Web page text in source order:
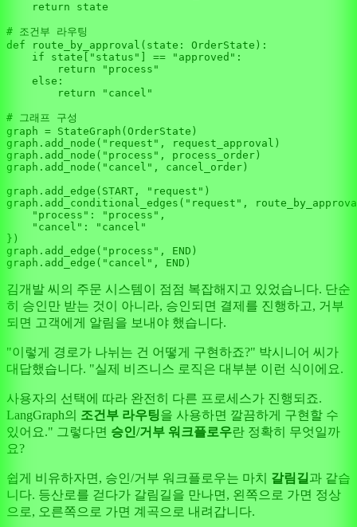
return state
# 조건부 라우팅
def
route_by_approval ( state: OrderState ):
if state[ "status" ] == "approved" :
return
"process"
else :
return
"cancel"
# 그래프 구성
graph = StateGraph(OrderState)
graph.add_node( "request" , request_approval)
graph.add_node( "process" , process_order)
graph.add_node( "cancel" , cancel_order)
graph.add_edge(START,
"request" )
graph.add_conditional_edges( "request" ,
"process" : "process" ,
"cancel" :
"cancel"
})
graph.add_edge( "process" , END)
graph.add_edge( "cancel"
김개발 씨의 주문 시스템이 점점 복잡해지고 있었습니다. 단순
히 승인만 받는 것이 아니라, 승인되면 결제를 진행하고, 거부
되면 고객에게 알림을 보내야 했습니다.
"이렇게 경로가 나뉘는 건 어떻게 구현하죠?" 박시니어 씨가
대답했습니다. "실제 비즈니스 로직은 대부분 이런 식이에요.
사용자의 선택에 따라 완전히 다른 프로세스가 진행되죠.
LangGraph의 조건부 라우팅을 사용하면 깔끔하게 구현할 수
있어요." 그렇다면 승인/거부 워크플로우란 정확히 무엇일까
요?
쉽게 비유하자면, 승인/거부 워크플로우는 마치 갈림길 과 같습
니다. 등산로를 걷다가 갈림길을 만나면, 왼쪽으로 가면 정상
으로, 오른쪽으로 가면 계곡으로 내려갑니다.